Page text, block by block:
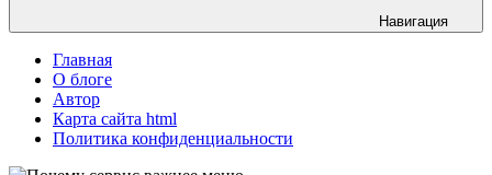
Навигация
Главная
О блоге
Автор
Карта сайта html
Политика конфиденциальности